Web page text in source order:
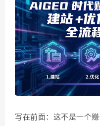
写在前面：这不是一个